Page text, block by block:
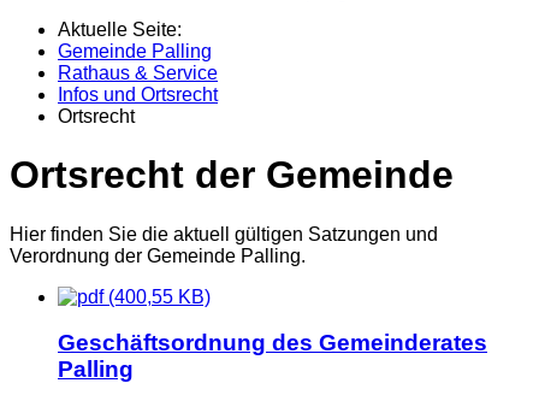
Aktuelle Seite:
Gemeinde Palling
Rathaus & Service
Infos und Ortsrecht
Ortsrecht
Ortsrecht der Gemeinde
Hier finden Sie die aktuell gültigen Satzungen und
Verordnung der Gemeinde Palling.
(400,55 KB)
Geschäftsordnung des Gemeinderates
Palling